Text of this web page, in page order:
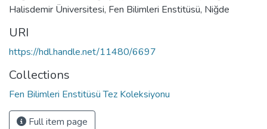
Halisdemir Üniversitesi, Fen Bilimleri Enstitüsü, Niğde
URI
https://hdl.handle.net/11480/6697
Collections
Fen Bilimleri Enstitüsü Tez Koleksiyonu
Full item page